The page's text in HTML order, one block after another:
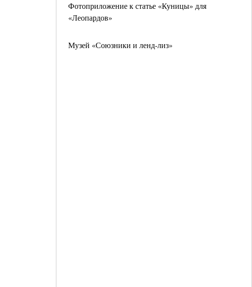
Фотоприложение к статье «Куницы» для
«Леопардов»
Музей «Союзники и ленд-лиз»